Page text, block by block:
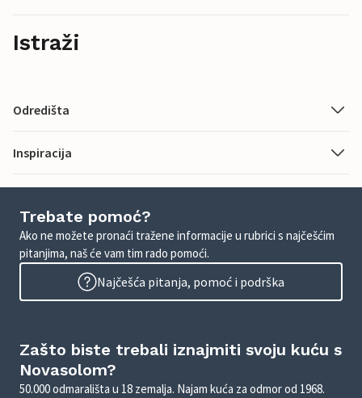
Istraži
Odredišta
Inspiracija
Trebate pomoć?
Ako ne možete pronaći tražene informacije u rubrici s najčešćim
pitanjima, naš će vam tim rado pomoći.
Najčešća pitanja, pomoć i podrška
Zašto biste trebali iznajmiti svoju kuću s
Novasolom?
50.000 odmarališta u 18 zemalja. Najam kuća za odmor od 1968.